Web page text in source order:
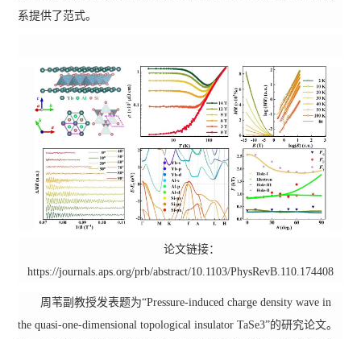
系提供了范式。
论文链接：
https://journals.aps.org/prb/abstract/10.1103/PhysRevB.110.174408
周苇副教授发表题为“Pressure-induced charge density wave in
the quasi-one-dimensional topological insulator TaSe3”的研究论文。